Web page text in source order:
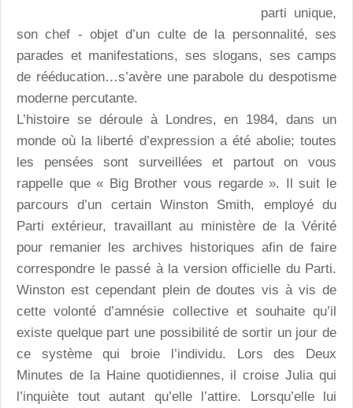
parti unique,
son chef - objet d’un culte de la personnalité, ses
parades et manifestations, ses slogans, ses camps
de rééducation…s’avère une parabole du despotisme
moderne percutante.
L’histoire se déroule à Londres, en 1984, dans un
monde où la liberté d’expression a été abolie; toutes
les pensées sont surveillées et partout on vous
rappelle que « Big Brother vous regarde ». Il suit le
parcours d’un certain Winston Smith, employé du
Parti extérieur, travaillant au ministère de la Vérité
pour remanier les archives historiques afin de faire
correspondre le passé à la version officielle du Parti.
Winston est cependant plein de doutes vis à vis de
cette volonté d’amnésie collective et souhaite qu’il
existe quelque part une possibilité de sortir un jour de
ce système qui broie l’individu. Lors des Deux
Minutes de la Haine quotidiennes, il croise Julia qui
l’inquiète tout autant qu’elle l’attire. Lorsqu’elle lui